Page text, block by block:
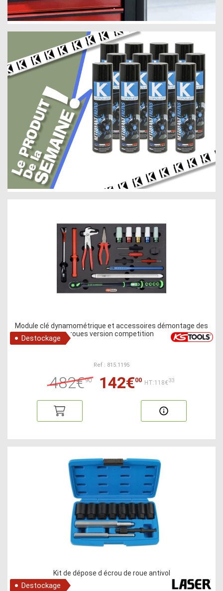
Module clé dynamométrique et accessoires démontage des
roues version competition
Destockage
Ref : 815.1195
482€90 142€00 HT:118€33
Kit de dépose d écrou de roue antivol
Destockage